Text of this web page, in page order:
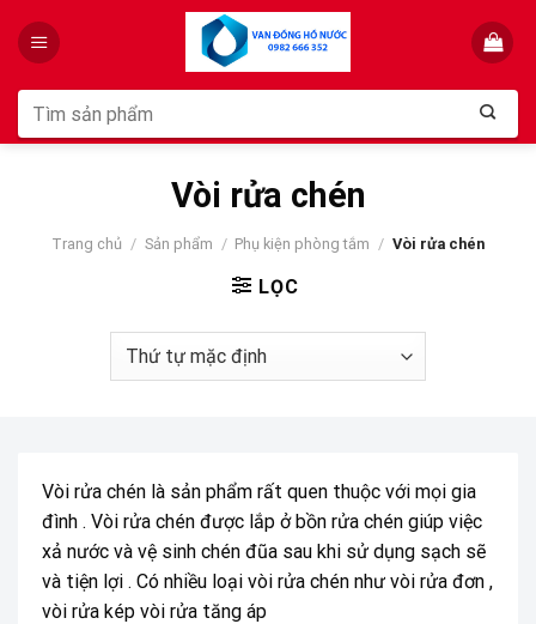
Tìm
kiếm:
Vòi rửa chén
Trang chủ / Sản phẩm / Phụ kiện phòng tắm / Vòi rửa chén
LỌC
Vòi rửa chén là sản phẩm rất quen thuộc với mọi gia
đình . Vòi rửa chén được lắp ở bồn rửa chén giúp việc
xả nước và vệ sinh chén đũa sau khi sử dụng sạch sẽ
và tiện lợi . Có nhiều loại vòi rửa chén như vòi rửa đơn ,
vòi rửa kép vòi rửa tăng áp